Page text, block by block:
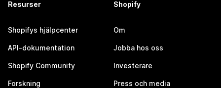
Resurser
Shopifys hjälpcenter
API-dokumentation
Shopify Community
Forskning
Shopify
Om
Jobba hos oss
Investerare
Press och media